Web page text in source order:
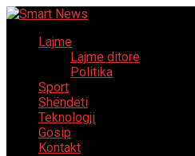
Lajme
Lajme ditore
Politika
Sport
Shëndeti
Teknologji
Gosip
Kontakt